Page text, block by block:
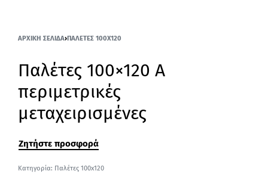
ΑΡΧΙΚΉ ΣΕΛΊΔΑ›ΠΑΛΈΤΕΣ 100X120
Παλέτες 100×120 Α
περιμετρικές
μεταχειρισμένες
Ζητήστε προσφορά
Κατηγορία: Παλέτες 100x120